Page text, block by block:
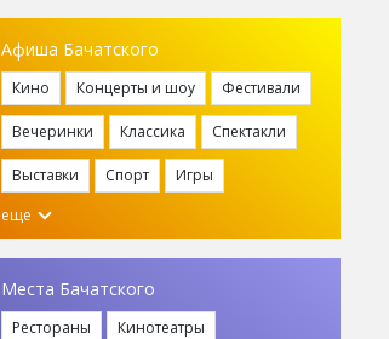
Афиша Бачатского
Кино Концерты и шоу Фестивали
Вечеринки Классика Спектакли
Выставки Спорт
Игры
еще
Места Бачатского
Рестораны Кинотеатры